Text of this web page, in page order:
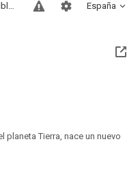
España
Sitios compatibles
Tierra, nace un nuevo